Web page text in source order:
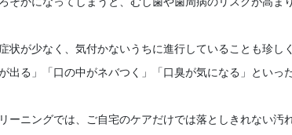
状が少なく、気付かないうちに進行していることも珍し
出る」「口の中がネバつく」「口臭が気になる」とい
ーニングでは、ご自宅のケアだけでは落としきれない汚